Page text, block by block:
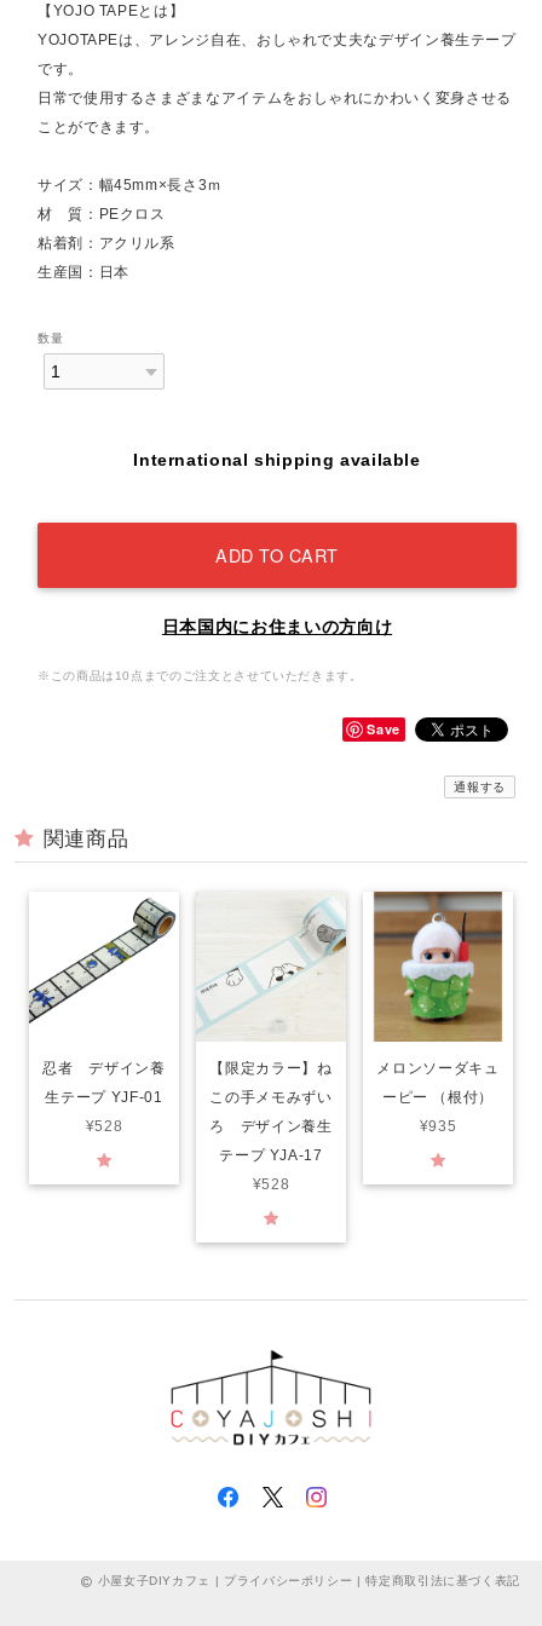
【YOJO TAPEとは】
YOJOTAPEは、アレンジ自在、おしゃれで丈夫なデザイン養生テープ
です。
日常で使用するさまざまなアイテムをおしゃれにかわいく変身させる
ことができます。
サイズ：幅45mm×長さ3ｍ
材 質：PEクロス
粘着剤：アクリル系
生産国：日本
数量
International shipping available
ADD TO CART
日本国内にお住まいの方向け
※この商品は10点までのご注文とさせていただきます。
Save
通報する
関連商品
忍者 デザイン養
生テープ YJF-01
¥528
【限定カラー】ね
この手メモみずい
ろ デザイン養生
テープ YJA-17
¥528
メロンソーダキュ
ーピー （根付）
¥935
小屋女子DIYカフェ | プライバシーポリシー |特定商取引法に基づく表記